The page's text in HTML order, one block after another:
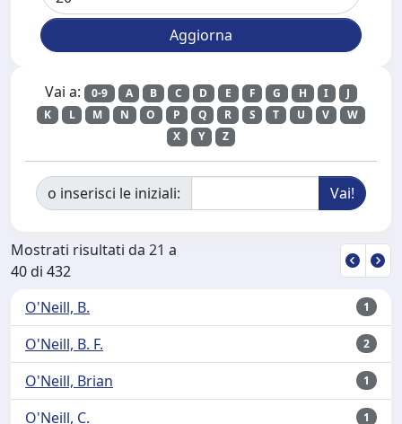
Vai a: 0-9 A B C D E F G H I
J
K
L M N O P Q R S T U V
W
X
Y Z
o inserisci le iniziali:
Mostrati risultati da 21 a
40 di 432
O'Neill, B.
1
O'Neill, B. F. 2
O'Neill, Brian 1
O'Neill, C. 1